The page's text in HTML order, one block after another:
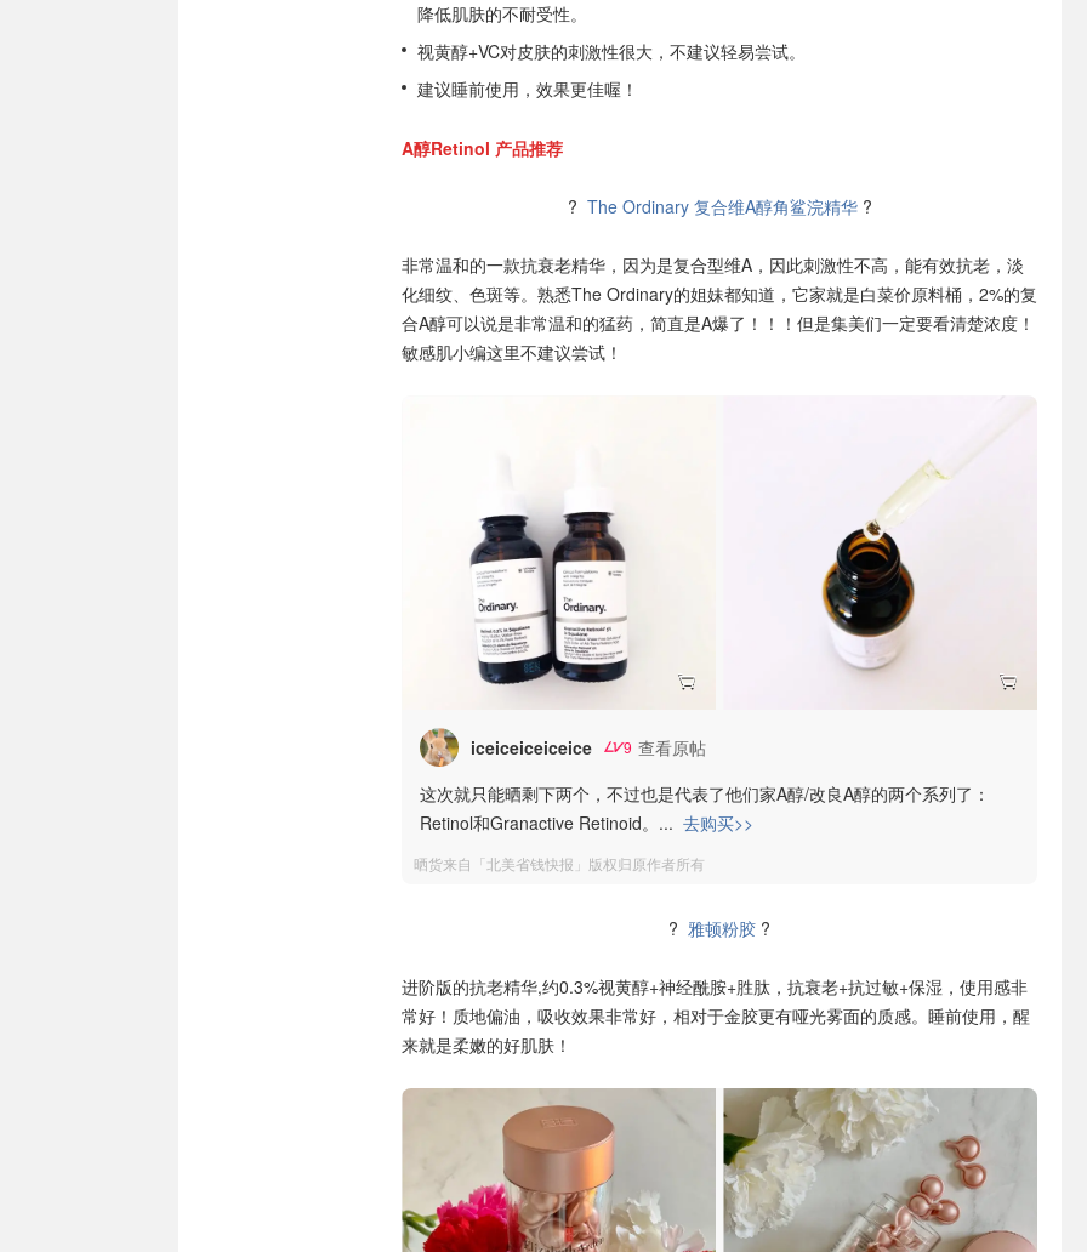
降低肌肤的不耐受性。
视黄醇+VC对皮肤的刺激性很大，不建议轻易尝试。
建议睡前使用，效果更佳喔！
A醇Retinol 产品推荐
? The Ordinary 复合维A醇角鲨浣精华?
非常温和的一款抗衰老精华，因为是复合型维A，因此刺激性不高，能有效抗老，淡
化细纹、色斑等。熟悉The Ordinary的姐妹都知道，它家就是白菜价原料桶，2%的复
合A醇可以说是非常温和的猛药，简直是A爆了！！！但是集美们一定要看清楚浓度！
敏感肌小编这里不建议尝试！
iceiceiceiceice 9 查看原帖
这次就只能晒剩下两个，不过也是代表了他们家A醇/改良A醇的两个系列了：
Retinol和Granactive Retinoid。 ... 去购买>>
晒货来自「北美省钱快报」版权归原作者所有
? 雅顿粉胶 ?
进阶版的抗老精华,约0.3%视黄醇+神经酰胺+胜肽，抗衰老+抗过敏+保湿，使用感非
常好！质地偏油，吸收效果非常好，相对于金胶更有哑光雾面的质感。睡前使用，醒
来就是柔嫩的好肌肤！